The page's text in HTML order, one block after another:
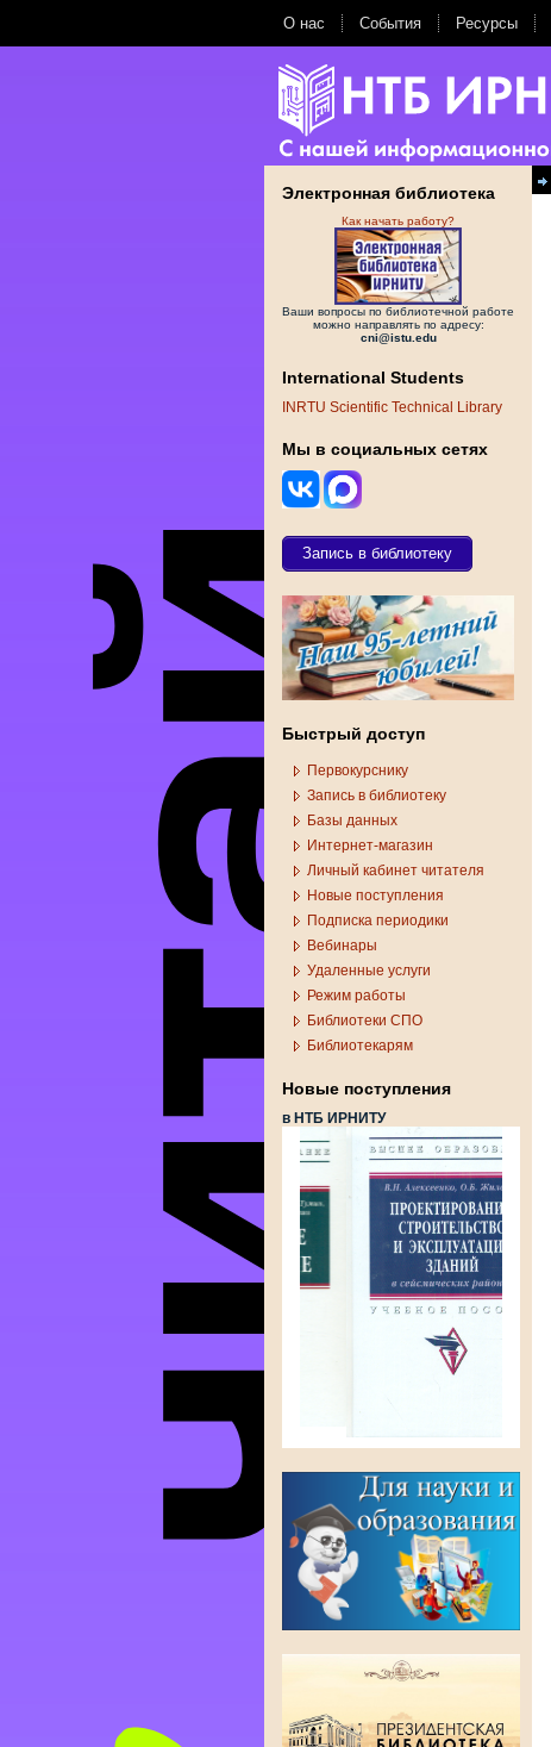
О нас События Ресурсы
Электронная библиотека
Как начать работу?
Ваши вопросы по библиотечной работе
можно направлять по адресу:
cni@istu.edu
International Students
INRTU Scientific Technical Library
Мы в социальных сетях
Запись в библиотеку
Быстрый доступ
Первокурснику
Запись в библиотеку
Базы данных
Интернет-магазин
Личный кабинет читателя
Новые поступления
Подписка периодики
Вебинары
Удаленные услуги
Режим работы
Библиотеки СПО
Библиотекарям
Новые поступления
в НТБ ИРНИТУ